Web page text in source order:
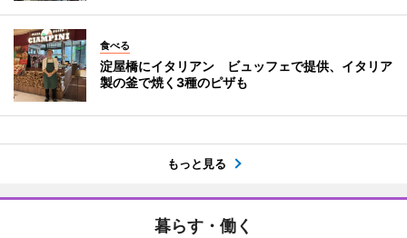
食べる
淀屋橋にイタリアン ビュッフェで提供、イタリア
製の釜で焼く3種のピザも
もっと見る
暮らす・働く